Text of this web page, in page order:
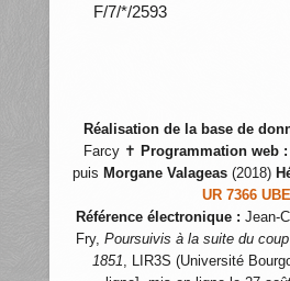
F/7/*/2593
Réalisation de la base de
Farcy ✝ Programmation web :
puis Morgane Valageas (2018)
UR 7366 UBE
Référence électronique : Jean-
Fry, Poursuivis à la suite du
1851, LIR3S (Université